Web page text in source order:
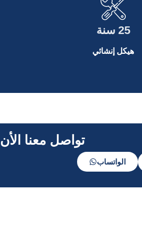
25 سنة
هيكل إنشائي
تواصل معنا الأن
الواتساب